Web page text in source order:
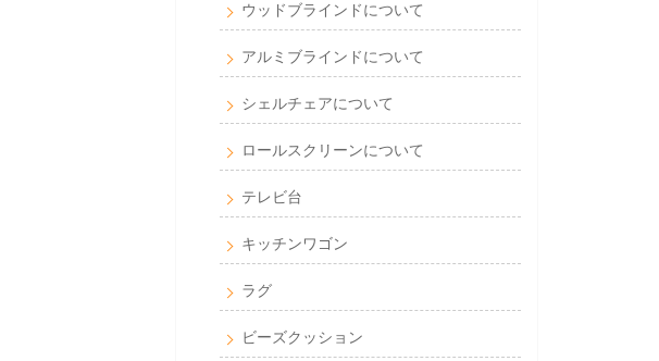
ウッドブラインドについて
アルミブラインドについて
シェルチェアについて
ロールスクリーンについて
テレビ台
キッチンワゴン
ラグ
ビーズクッション